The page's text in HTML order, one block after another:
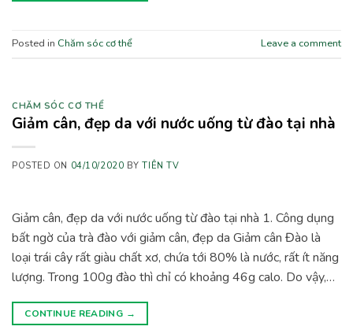
Posted in Chăm sóc cơ thể Leave a comment
CHĂM SÓC CƠ THỂ
Giảm cân, đẹp da với nước uống từ đào tại nhà
POSTED ON 04/10/2020 BYTIÊN TV
Giảm cân, đẹp da với nước uống từ đào tại nhà 1. Công dụng
bất ngờ của trà đào với giảm cân, đẹp da Giảm cân Đào là
loại trái cây rất giàu chất xơ, chứa tới 80% là nước, rất ít năng
lượng. Trong 100g đào thì chỉ có khoảng 46g calo. Do vậy,…
CONTINUE READING →